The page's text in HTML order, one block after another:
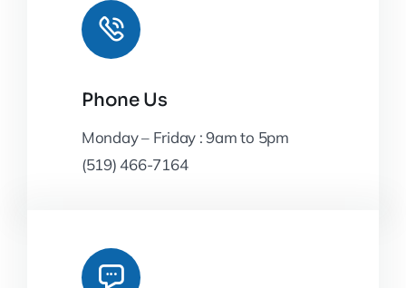
Phone Us
Monday – Friday : 9am to 5pm
(519) 466-7164